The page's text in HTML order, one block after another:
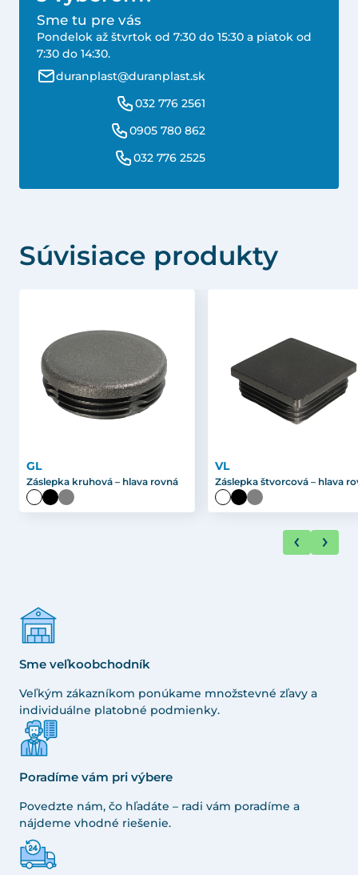
Sme tu pre vás
Pondelok až štvrtok od 7:30 do 15:30 a piatok od
7:30 do 14:30.
duranplast@duranplast.sk
032 776 2561
0905 780 862
032 776 2525
Súvisiace produkty
GL
Záslepka kruhová – hlava rovná
VL
Záslepka štvorcová – hlava
Sme veľkoobchodník
Veľkým zákazníkom ponúkame množstevné zľavy a
individuálne platobné podmienky.
Poradíme vám pri výbere
Povedzte nám, čo hľadáte – radi vám poradíme a
nájdeme vhodné riešenie.